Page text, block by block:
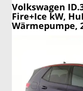
Volkswagen
Fire+Ice kW,
Wärmepumpe,